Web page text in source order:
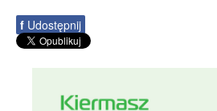
f Udostępnij